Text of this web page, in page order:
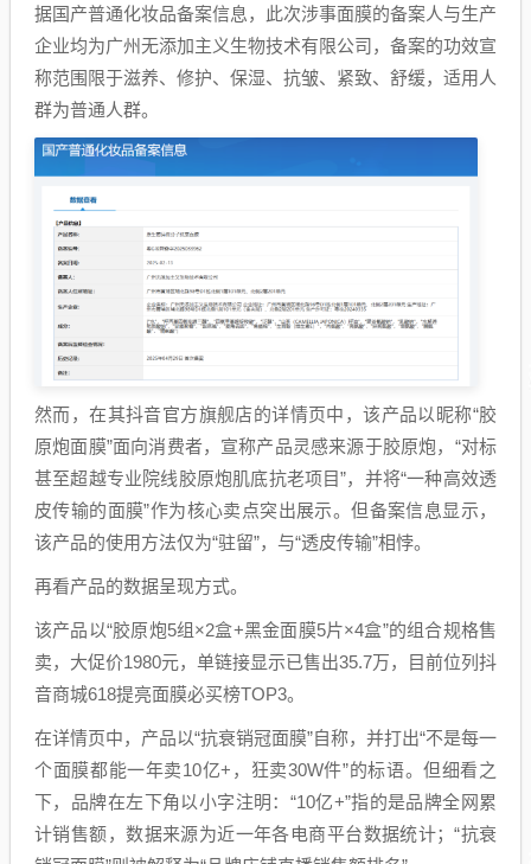
据国产普通化妆品备案信息，此次涉事面膜的备案人与生产
企业均为广州无添加主义生物技术有限公司，备案的功效宣
称范围限于滋养、修护、保湿、抗皱、紧致、舒缓，适用人
群为普通人群。
然而，在其抖音官方旗舰店的详情页中，该产品以昵称“胶
原炮面膜”面向消费者，宣称产品灵感来源于胶原炮，“对标
甚至超越专业院线胶原炮肌底抗老项目”，并将“一种高效透
皮传输的面膜”作为核心卖点突出展示。但备案信息显示，
该产品的使用方法仅为“驻留”，与“透皮传输”相悖。
再看产品的数据呈现方式。
该产品以“胶原炮5组×2盒+黑金面膜5片×4盒”的组合规格售
卖，大促价1980元，单链接显示已售出35.7万，目前位列抖
音商城618提亮面膜必买榜TOP3。
在详情页中，产品以“抗衰销冠面膜”自称，并打出“不是每一
个面膜都能一年卖10亿+，狂卖30W件”的标语。但细看之
下，品牌在左下角以小字注明：“10亿+”指的是品牌全网累
计销售额，数据来源为近一年各电商平台数据统计；“抗衰